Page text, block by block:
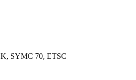
K, SYMC 70, ETSC